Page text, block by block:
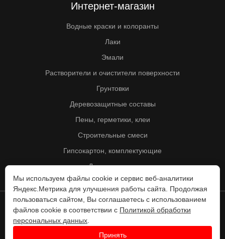
Интернет-магазин
Водные краски и колоранты
Лаки
Эмали
Растворители и очистители поверхности
Грунтовки
Деревозащитные составы
Пены, герметики, клеи
Строительные смеси
Гипсокартон, комплектующие
Другие товары
© Колорит 1995 - 2026
Разработка веб-сайта -
Мы используем файлы cookie и сервис веб-аналитики
Яндекс.Метрика для улучшения работы сайта. Продолжая
пользоваться сайтом, Вы соглашаетесь с использованием
файлов cookie в соответствии с Политикой обработки
персональных данных
Принять